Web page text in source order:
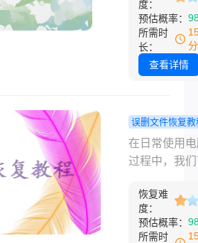
时，可能会
感到焦虑和
然而，不必
忧，因为有
误删除文件
复呢？本文
介绍一些常
复方法，帮
回误删的文
度：
预估概率：
所需时
长：
查看详情
误删文件恢复教
脑文件凭空
了怎么恢复
法帮你找回!
在日常使用
过程中，我
疼的问题，
脑文件突然
失。这种情
恢复难
度：
预估概率：
所需时